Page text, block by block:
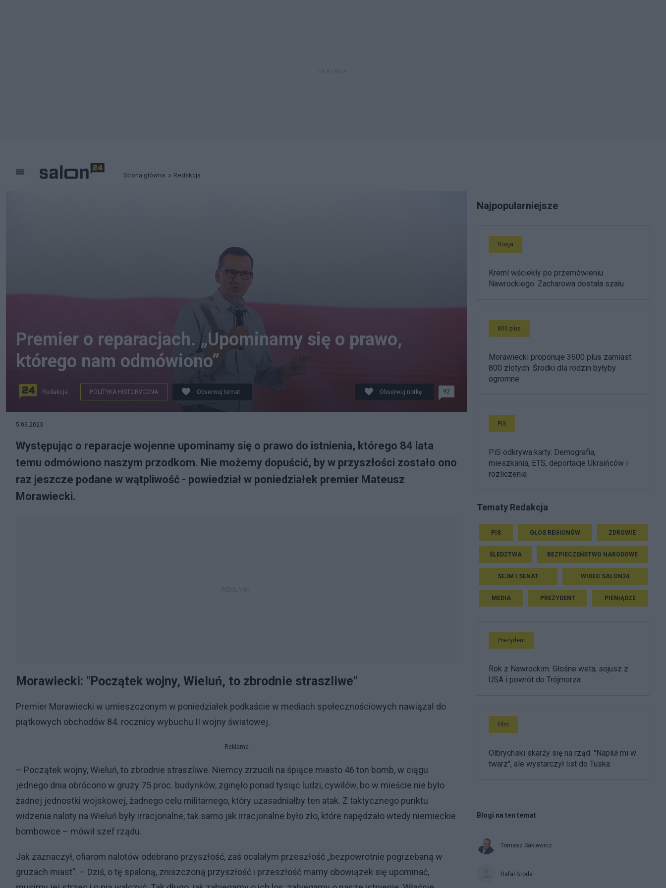
Strona główna Redakcja
Premier o reparacjach. „Upominamy się o prawo,
którego nam odmówiono”
Redakcja POLITYKA HISTORYCZNA Obserwuj temat Obserwuj notkę 92
5.09.2023
Występując o reparacje wojenne upominamy się o prawo do istnienia, którego 84 lata
temu odmówiono naszym przodkom. Nie możemy dopuścić, by w przyszłości zostało ono
raz jeszcze podane w wątpliwość - powiedział w poniedziałek premier Mateusz
Morawiecki.
Morawiecki: "Początek wojny, Wieluń, to zbrodnie straszliwe"
Premier Morawiecki w umieszczonym w poniedziałek podkaście w mediach społecznościowych nawiązał do
piątkowych obchodów 84. rocznicy wybuchu II wojny światowej.
Reklama
– Początek wojny, Wieluń, to zbrodnie straszliwe. Niemcy zrzucili na śpiące miasto 46 ton bomb, w ciągu
jednego dnia obrócono w gruzy 75 proc. budynków, zginęło ponad tysiąc ludzi, cywilów, bo w mieście nie było
żadnej jednostki wojskowej, żadnego celu militarnego, który uzasadniałby ten atak. Z taktycznego punktu
widzenia naloty na Wieluń były irracjonalne, tak samo jak irracjonalne było zło, które napędzało wtedy niemieckie
bombowce – mówił szef rządu.
Jak zaznaczył, ofiarom nalotów odebrano przyszłość, zaś ocalałym przeszłość „bezpowrotnie pogrzebaną w
gruzach miast”. – Dziś, o tę spaloną, zniszczoną przyszłość i przeszłość mamy obowiązek się upominać,
Najpopularniejsze
Rosja
Kreml wściekły po przemówieniu
Nawrockiego. Zacharowa dostała szału
800 plus
Morawiecki proponuje 3600 plus zamiast
800 złotych. Środki dla rodzin byłyby
ogromne
PiS
PiS odkrywa karty. Demografia,
mieszkania, ETS, deportacje Ukraińców i
rozliczenia
Tematy Redakcja
PIS GŁOS REGIONÓW ZDROWIE
ŚLEDZTWA BEZPIECZEŃSTWO NARODOWE
SEJM I SENAT WIDEO SALON24
MEDIA PREZYDENT PIENIĄDZE
Prezydent
Rok z Nawrockim. Głośne weta, sojusz z
USA i powrót do Trójmorza
Film
Olbrychski skarży się na rząd. "Napluł mi w
twarz", ale wystarczył list do Tuska
Blogi na ten temat
Tomasz Sakiewicz
Rafał Broda